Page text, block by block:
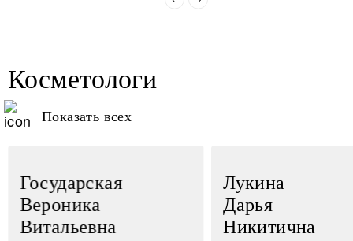
Косметологи
Показать всех
Государская
Вероника
Витальевна
Лукина
Дарья
Никитична